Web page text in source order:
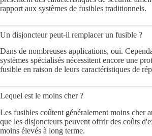
rapport aux systèmes de fusibles traditionnels.
Un disjoncteur peut-il remplacer un fusible ?
Dans de nombreuses applications, oui.
systèmes spécialisés nécessitent encore une
fusible en raison de leurs caractéristiques de
Lequel est le moins cher ?
Les fusibles coûtent généralement moins cher
que les disjoncteurs peuvent offrir des coûts
moins élevés à long terme.